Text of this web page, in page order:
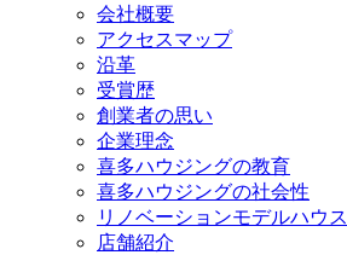
会社概要
アクセスマップ
沿革
受賞歴
創業者の思い
企業理念
喜多ハウジングの教育
喜多ハウジングの社会性
リノベーションモデルハウス
店舗紹介